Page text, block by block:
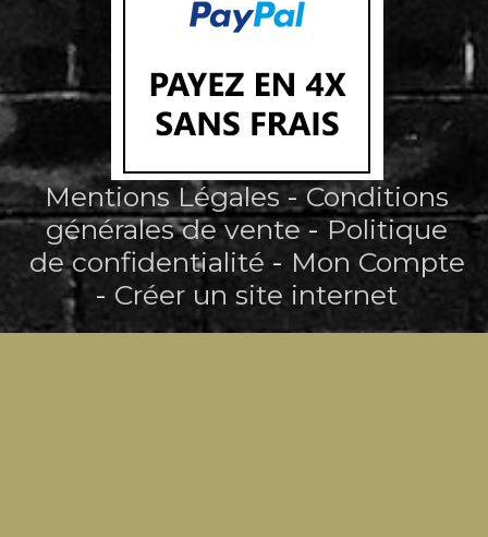
Mentions Légales
Conditions
générales de vente
Politique
de confidentialité
Mon Compte
Créer un site internet